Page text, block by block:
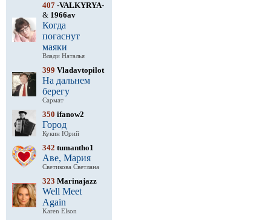
407-VALKYRYA-
& 1966av
Когда
погаснут
маяки
Влади Наталья
399 Vladavtopilot
На дальнем
берегу
Сармат
350 ifanow2
Город
Кукин Юрий
342 tumantho1
Аве, Мария
Светикова Светлана
323 Marinajazz
Well Meet
Again
Karen Elson